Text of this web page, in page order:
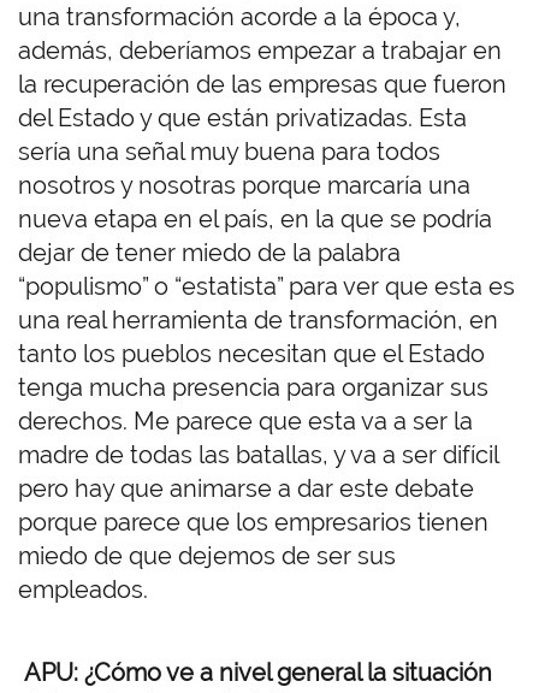
una transformación acorde a la época y,
además, deberíamos empezar a trabajar en
la recuperación de las empresas que fueron
del Estado y que están privatizadas. Esta
sería una señal muy buena para todos
nosotros y nosotras porque marcaría una
nueva etapa en el país, en la que se podría
dejar de tener miedo de la palabra
“populismo” o “estatista” para ver que esta es
una real herramienta de transformación, en
tanto los pueblos necesitan que el Estado
tenga mucha presencia para organizar sus
derechos. Me parece que esta va a ser la
madre de todas las batallas, y va a ser difícil
pero hay que animarse a dar este debate
porque parece que los empresarios tienen
miedo de que dejemos de ser sus
empleados.
APU: ¿Cómo ve a nivel general la situación